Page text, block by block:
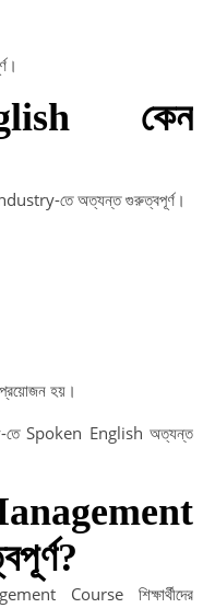
কেন
তে অত্যন্ত গুরুত্বপূর্ণ।
হয়।
Spoken English অত্যন্ত
Course শিক্ষার্থীদের